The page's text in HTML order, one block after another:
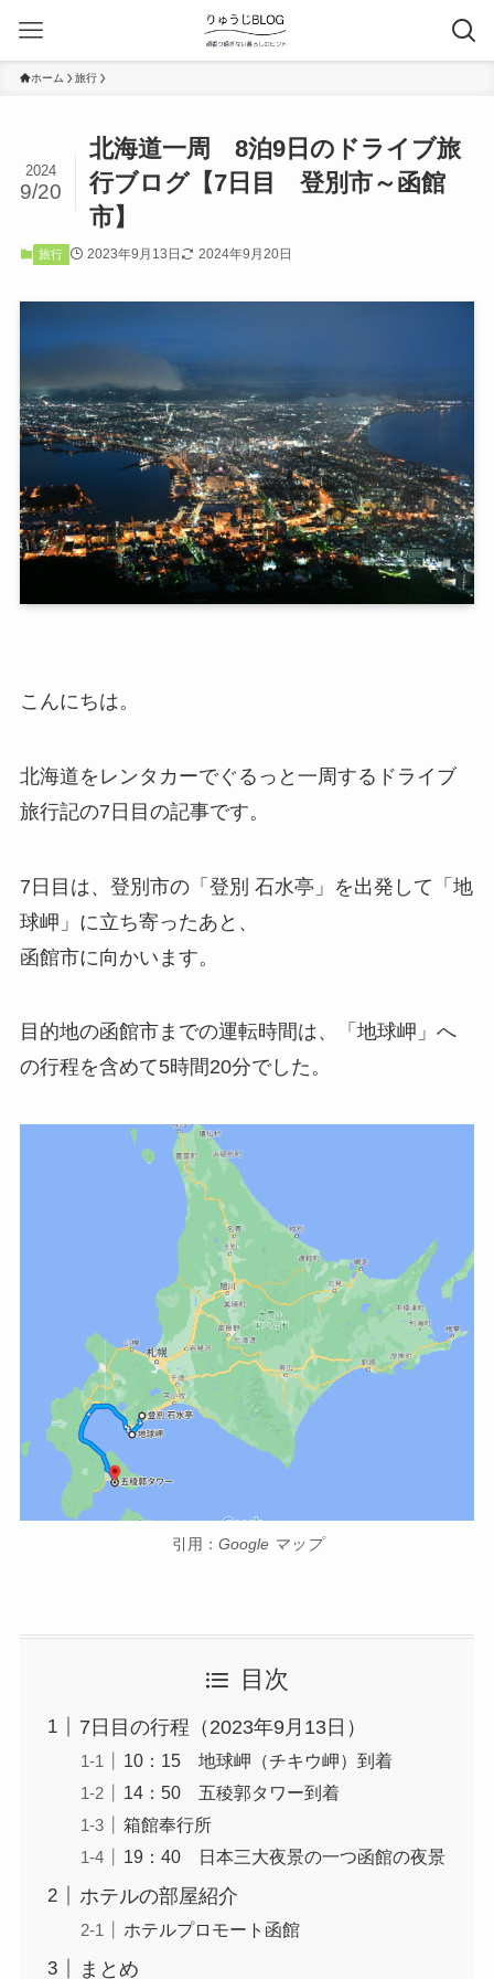
ホーム 旅行
北海道一周 8泊9日のドライブ旅
行ブログ【7日目 登別市～函館
市】
2024
9/20
旅行 2023年9月13日 2024年9月20日
こんにちは。
北海道をレンタカーでぐるっと一周するドライブ
旅行記の7日目の記事です。
7日目は、登別市の「登別 石水亭」を出発して「地
球岬」に立ち寄ったあと、
函館市に向かいます。
目的地の函館市までの運転時間は、「地球岬」へ
の行程を含めて5時間20分でした。
引用： Google マップ
目次
7日目の行程（2023年9月13日）
10：15 地球岬（チキウ岬）到着
14：50 五稜郭タワー到着
箱館奉行所
19：40 日本三大夜景の一つ函館の夜景
ホテルの部屋紹介
ホテルプロモート函館
まとめ